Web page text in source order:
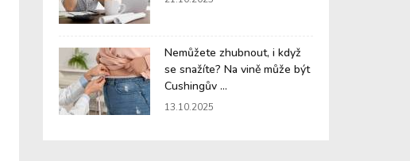
Nemůžete zhubnout, i když
se snažíte? Na vině může být
Cushingův ...
13.10.2025